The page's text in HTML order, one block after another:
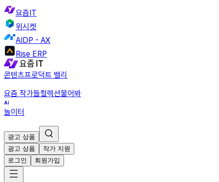
요즘IT
위시켓
AIDP - AX
Rise ERP
콘텐츠프로덕트 밸리
요즘 작가들컬렉션물어봐
놀이터
광고 상품
광고 상품
작가 지원
로그인
회원가입